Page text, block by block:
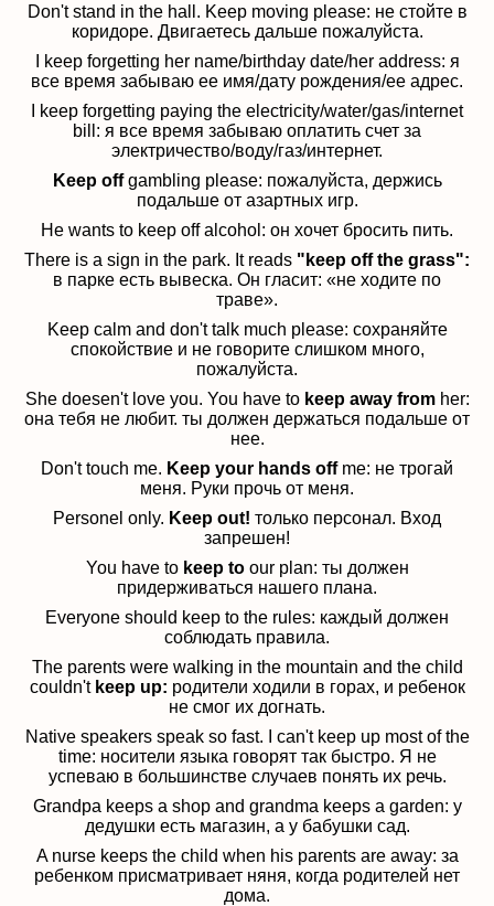
Don't stand in the hall. Keep moving please: не стойте в
коридоре. Двигаетесь дальше пожалуйста.
I keep forgetting her name/birthday date/her address: я
все время забываю ее имя/дату рождения/ее адрес.
I keep forgetting paying the electricity/water/gas/internet
bill: я все время забываю оплатить счет за
электричество/воду/газ/интернет.
Keep off gambling please: пожалуйста, держись
подальше от азартных игр.
He wants to keep off alcohol: он хочет бросить пить.
There is a sign in the park. It reads "keep off the grass":
в парке есть вывеска. Он гласит: «не ходите по
траве».
Keep calm and don't talk much please: сохраняйте
спокойствие и не говорите слишком много,
пожалуйста.
She doesen't love you. You have to keep away from her:
она тебя не любит. ты должен держаться подальше от
нее.
Don't touch me. Keep your hands off me: не трогай
меня. Руки прочь от меня.
Personel only. Keep out! только персонал. Вход
запрешен!
You have to keep to our plan: ты должен
придерживаться нашего плана.
Everyone should keep to the rules: каждый должен
соблюдать правила.
The parents were walking in the mountain and the child
couldn'tkeep up: родители ходили в горах, и ребенок
не смог их догнать.
Native speakers speak so fast. I can't keep up most of the
time: носители языка говорят так быстро. Я не
успеваю в большинстве случаев понять их речь.
Grandpa keeps a shop and grandma keeps a garden: у
дедушки есть магазин, а у бабушки сад.
A nurse keeps the child when his parents are away: за
ребенком присматривает няня, когда родителей нет
дома.